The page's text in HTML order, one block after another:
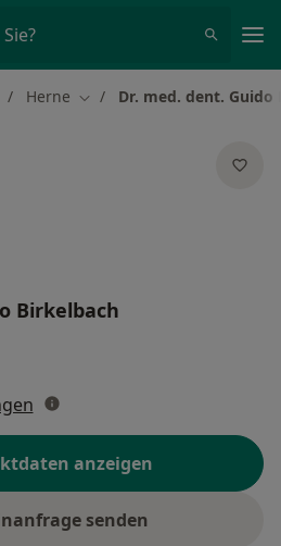
ändern
Herne Stadt ändern
Dr. med. dent. Guido
Birkelbach
anzeigen
senden